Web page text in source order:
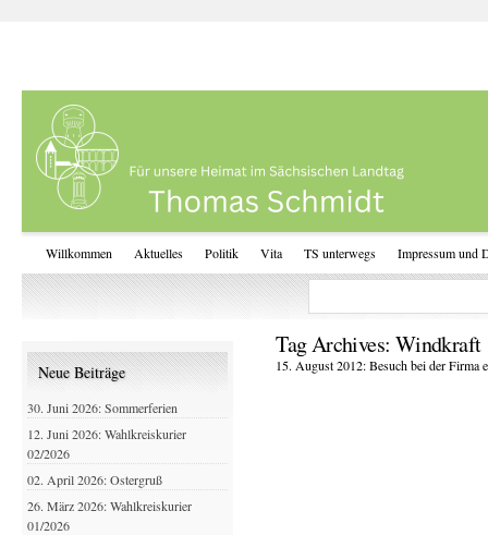
Willkommen Aktuelles Politik Vita TS unterwegs Impressum und
Tag Archives: Windkraft
15. August 2012: Besuch bei der Firma
Neue Beiträge
30. Juni 2026: Sommerferien
12. Juni 2026: Wahlkreiskurier
02/2026
02. April 2026: Ostergruß
26. März 2026: Wahlkreiskurier
01/2026